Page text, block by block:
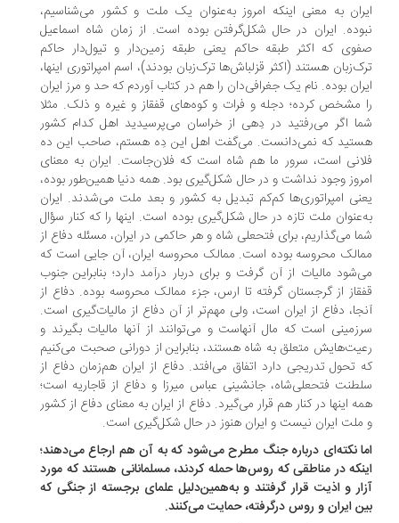
به معنی اینکه امروز به‌عنوان یک ملت و کشور می‌شناسیم،
ایران در حال شکل‌گرفتن بوده است. از زمان شاه اسماعیل
که اکثر طبقه حاکم یعنی طبقه زمین‌دار و تیول‌دار حاکم
هستند (اکثر قزلباش‌ها ترک‌زبان بودند)، اسم امپراتوری اینها،
بوده. نام یک جغرافی‌دان را هم در کتاب آوردم که حد و مرز ایران
مشخص کرده؛ دجله و فرات و کوه‌های قفقاز و غیره و ذلک. مثلا
اگر می‌رفتید در دِهی از خراسان می‌پرسیدید اهل کدام کشور
که نمی‌دانست. می‌گفت اهل این دِه هستم، صاحب این ده
است، سرور ما هم شاه است که فلان‌جاست. ایران به معنای
وجود نداشت و در حال شکل‌گیری بود. همه دنیا همین‌طور بوده،
امپراتوری‌ها کم‌کم تبدیل به کشور و بعد ملت می‌شدند. ایران
ملت تازه در حال شکل‌گیری بوده است. اینها را که کنار سؤال
می‌گذاریم، برای فتحعلی شاه و هر حاکمی در ایران، مسئله دفاع از
محروسه بوده است. ممالک محروسه ایران، آن‌ جایی است که
مالیات از آن گرفت و برای دربار درآمد دارد؛ بنابراین جنوب
از گرجستان گرفته تا ارس، جزء ممالک محروسه بوده. دفاع از
دفاع از ایران است، ولی مهم‌تر از آن دفاع از مالیات‌گیری است.
است که مال آنهاست و می‌توانند از آنها مالیات بگیرند و
متعلق به شاه هستند، بنابراین از دورانی صحبت می‌کنیم
تحول ‌تدریجی دارد اتفاق می‌افتد. دفاع از ایران هم‌زمان دفاع از
فتحعلی‌شاه، جانشینی عباس میرزا و دفاع از قاجاریه است؛
اینها در کنار هم قرار می‌گیرد. دفاع از ایران به معنای دفاع از کشور
ایران نیست و ایران هنوز در حال شکل‌گیری است.
نکته‌ای درباره جنگ مطرح می‌شود که به آن هم ارجاع می‌دهند؛
در مناطقی که روس‌ها حمله کردند، مسلمانانی هستند که مورد
و اذیت قرار گرفتند و به‌همین‌دلیل علمای برجسته از جنگی که
ایران و روس در‌گرفته، حمایت می‌کنند.